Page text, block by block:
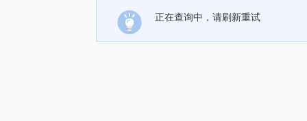
正在查询中，请刷新重试